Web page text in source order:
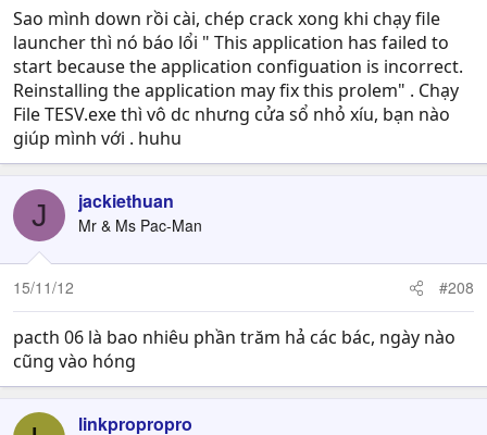
Sao mình down rồi cài, chép crack xong khi chạy file
launcher thì nó báo lổi " This application has failed to
start because the application configuation is incorrect.
Reinstalling the application may fix this prolem" . Chạy
File TESV.exe thì vô dc nhưng cửa sổ nhỏ xíu, bạn nào
giúp mình với . huhu
J jackiethuan
Mr & Ms Pac-Man
15/11/12 #208
pacth 06 là bao nhiêu phần trăm hả các bác, ngày nào
cũng vào hóng
linkpropropro